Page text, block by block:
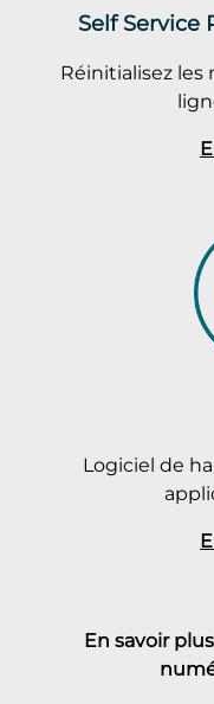
Self Service
Réinitialisez les
Logiciel de
En savoir